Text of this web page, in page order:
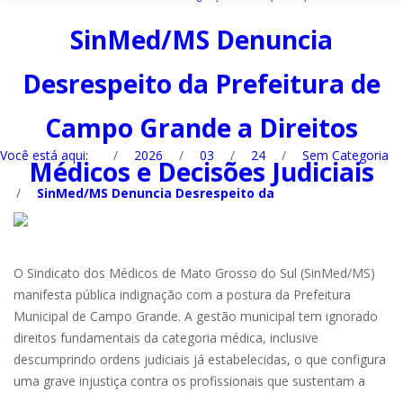
SinMed/MS Denuncia
Desrespeito da Prefeitura de
Campo Grande a Direitos
Médicos e Decisões Judiciais
Você está aqui: / 2026 / 03 / 24 / Sem Categoria
/ SinMed/MS Denuncia Desrespeito da
O Sindicato dos Médicos de Mato Grosso do Sul (SinMed/MS)
manifesta pública indignação com a postura da Prefeitura
Municipal de Campo Grande. A gestão municipal tem ignorado
direitos fundamentais da categoria médica, inclusive
descumprindo ordens judiciais já estabelecidas, o que configura
uma grave injustiça contra os profissionais que sustentam a